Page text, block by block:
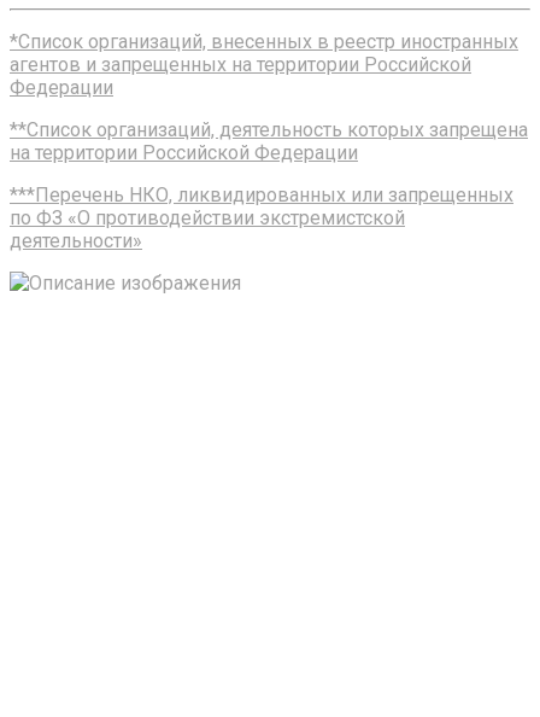
*Список организаций, внесенных в реестр иностранных
агентов и запрещенных на территории Российской
Федерации
**Список организаций, деятельность которых запрещена
на территории Российской Федерации
***Перечень НКО, ликвидированных или запрещенных
по ФЗ «О противодействии экстремистской
деятельности»